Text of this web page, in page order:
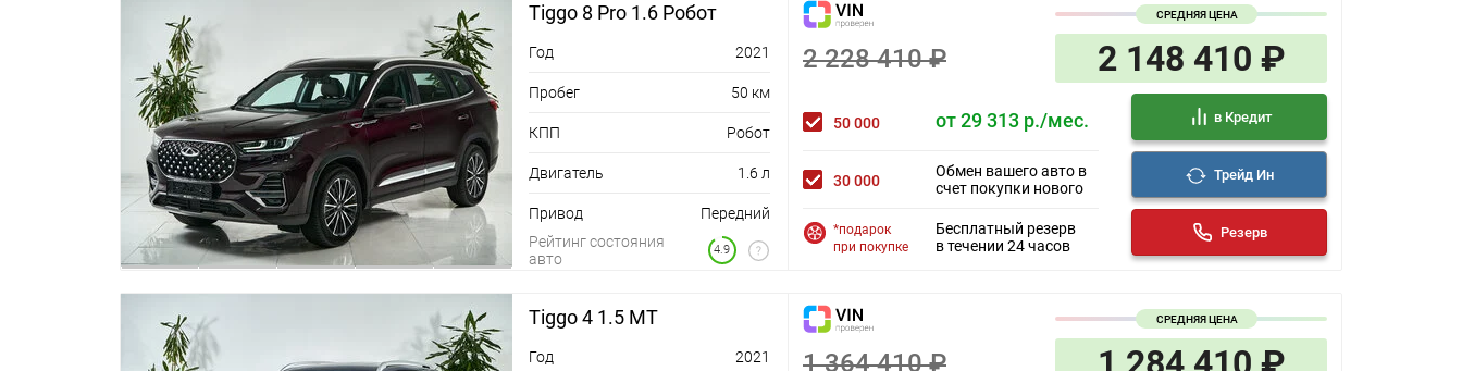
Tiggo 8 Pro 1.6 Робот
Год 2021
Пробег 50 км
КПП Робот
Двигатель 1.6 л
Привод
Передний
Рейтинг состояния
авто
4.9
СРЕДНЯЯ ЦЕНА
2 228 410 ₽ 2 148 410 ₽
50 000 от 29 313 р./мес. в Кредит
30 000
Обмен вашего авто в
счет покупки нового
Трейд Ин
*подарок
при покупке
Бесплатный резерв
в течении 24 часов
Резерв
Tiggo 4 1.5 MT
Год 2021
СРЕДНЯЯ ЦЕНА
1 364 410 ₽